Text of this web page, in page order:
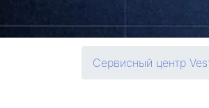
Сервисный центр